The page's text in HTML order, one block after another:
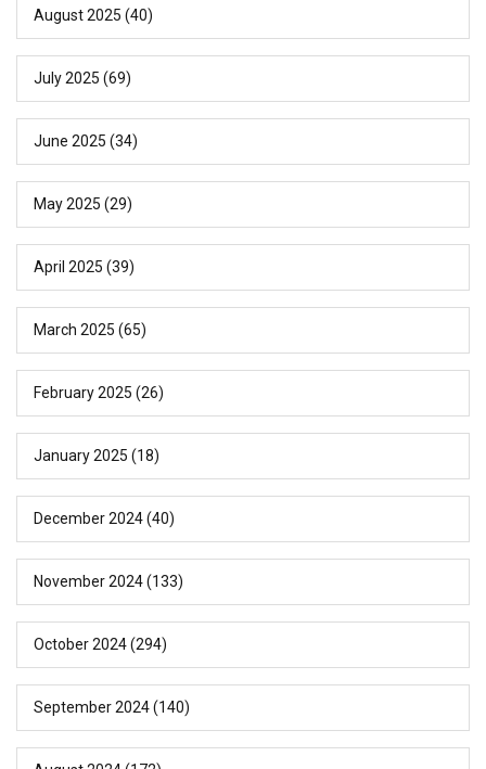
August 2025 (40)
July 2025 (69)
June 2025 (34)
May 2025 (29)
April 2025 (39)
March 2025 (65)
February 2025 (26)
January 2025 (18)
December 2024(40)
November 2024(133)
October 2024(294)
September 2024(140)